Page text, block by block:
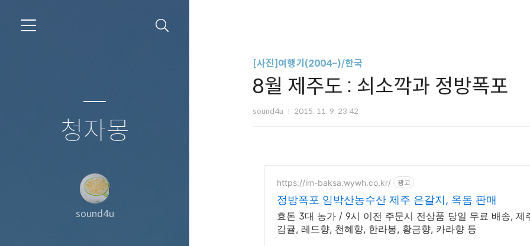
청자몽
sound4u
[사진]여행기(2004~)/한국
8월 제주도 : 쇠소깍과 정방폭포
sound4u 2015. 11. 9. 23:42
https://im-baksa.wywh.co.kr/ 광고
정방폭포 임박산농수산 제주 은갈지, 옥돔 판매
효돈 3대 농가 / 9시 이전 주문시 전상품 당일 무료 배송, 제
감귤, 레드향, 천혜향, 한라봉, 황금향, 카라향 등